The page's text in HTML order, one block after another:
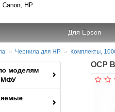
Canon, HP
Для Epson
Чернила для HP Комплекты,
моделям
МФУ
OCP